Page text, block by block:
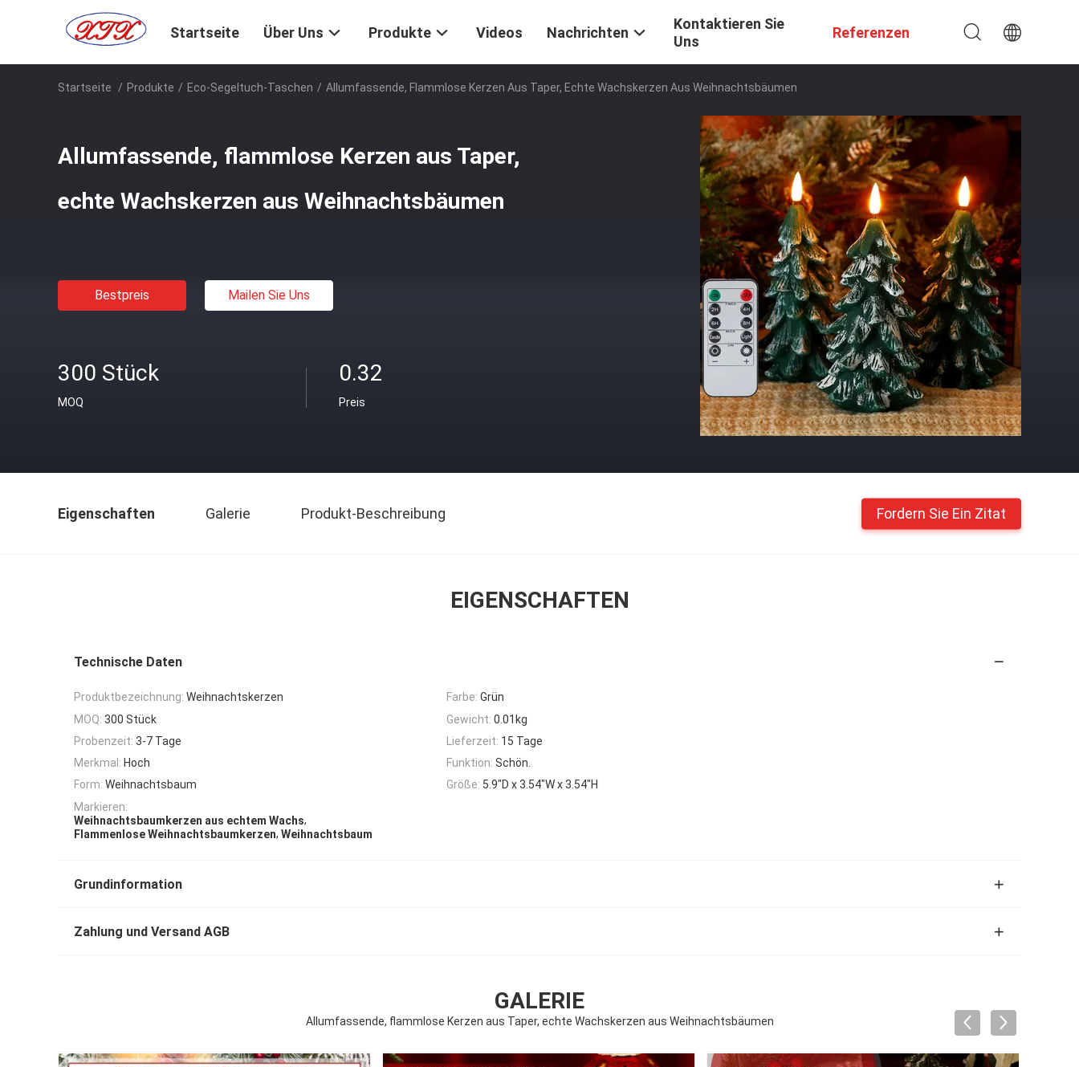
Startseite Über Uns Produkte Videos Nachrichten
Kontaktieren Sie
Uns
Referenzen
Startseite / Produkte / Eco-Segeltuch-Taschen / Allumfassende, Flammlose Kerzen Aus Taper, Echte Wachskerzen Aus Weihnachtsbäumen
Allumfassende, flammlose Kerzen aus Taper,
echte Wachskerzen aus Weihnachtsbäumen
Bestpreis Mailen Sie Uns
300 Stück
MOQ
0.32
Preis
Eigenschaften Galerie Produkt-Beschreibung Fordern Sie Ein Zitat
EIGENSCHAFTEN
Technische Daten
Produktbezeichnung: Weihnachtskerzen Farbe: Grün
MOQ: 300 Stück Gewicht: 0.01kg
Probenzeit: 3-7 Tage Lieferzeit: 15 Tage
Merkmal: Hoch Funktion: Schön.
Form: Weihnachtsbaum Größe: 5.9"D x 3.54"W x 3.54"H
Markieren:
Weihnachtsbaumkerzen aus echtem Wachs,
Flammenlose Weihnachtsbaumkerzen, Weihnachtsbaum
Grundinformation
Zahlung und Versand AGB
GALERIE
Allumfassende, flammlose Kerzen aus Taper, echte Wachskerzen aus Weihnachtsbäumen